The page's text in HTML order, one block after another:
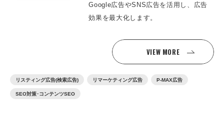
Google広告やSNS広告を活用し、広告
効果を最大化します。
VIEW MORE
リスティング広告(検索広告) リマーケティング広告 P-MAX広告
SEO対策･コンテンツSEO